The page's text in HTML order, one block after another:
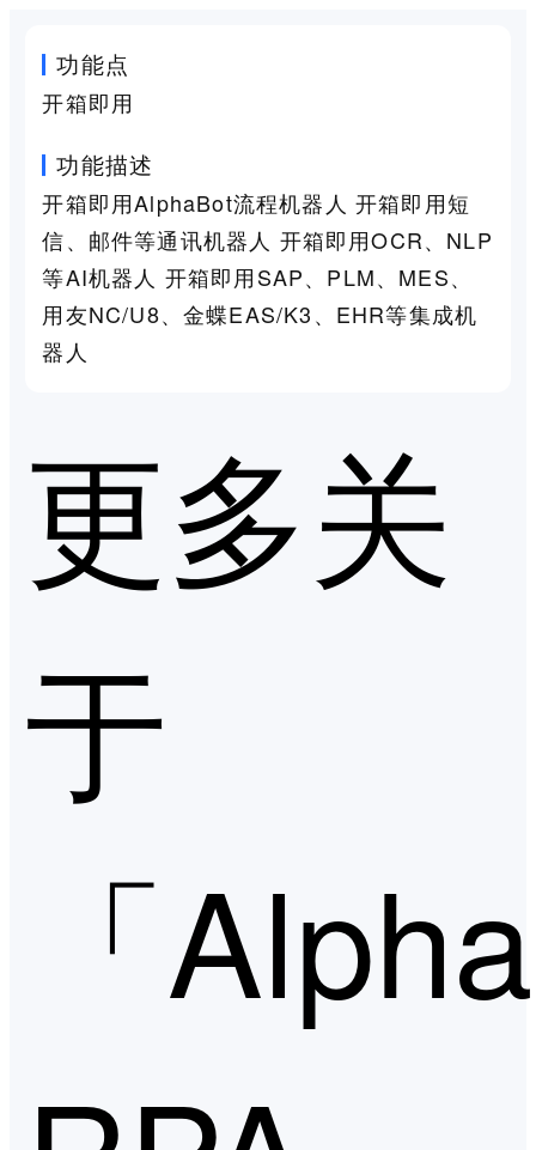
功能点
开箱即用
功能描述
开箱即用AlphaBot流程机器人 开箱即用短
信、邮件等通讯机器人 开箱即用OCR、NLP
等AI机器人 开箱即用SAP、PLM、MES、
用友NC/U8、金蝶EAS/K3、EHR等集成机
器人
更多关
于
「